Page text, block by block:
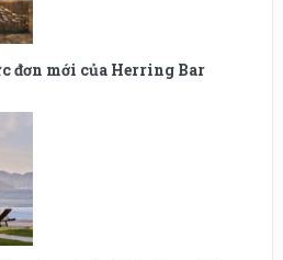
đơn mới của Herring Bar